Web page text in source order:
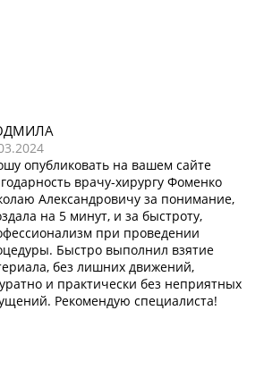
опубликовать на вашем сайте
врачу-хирургу Фоменко
Александровичу за понимание,
на 5 минут, и за быстроту,
при проведении
Быстро выполнил взятие
без лишних движений,
и практически без неприятных
Рекомендую специалиста!